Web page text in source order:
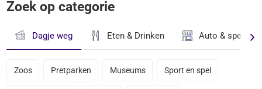
Zoek op categorie
Dagje weg Eten & Drinken Auto &
Zoos Pretparken Museums Sport en spel